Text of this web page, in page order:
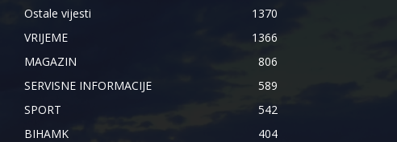
Ostale vijesti
1370
VRIJEME
1366
MAGAZIN
806
SERVISNE INFORMACIJE
589
SPORT
542
BIHAMK
404